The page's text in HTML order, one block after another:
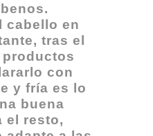
cabello en
tras el
con
y fría es lo
buena
el resto,